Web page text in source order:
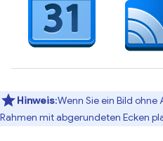
Hinweis:Wenn Sie ein Bild
Rahmen mit abgerundeten Ecken